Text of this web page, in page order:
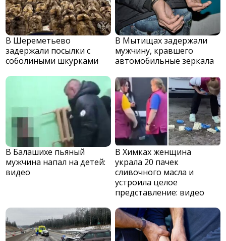
В Шереметьево
задержали посылки с
соболиными шкурками
В Мытищах задержали
мужчину, кравшего
автомобильные зеркала
В Балашихе пьяный
мужчина напал на детей:
видео
В Химках женщина
украла 20 пачек
сливочного масла и
устроила целое
представление: видео